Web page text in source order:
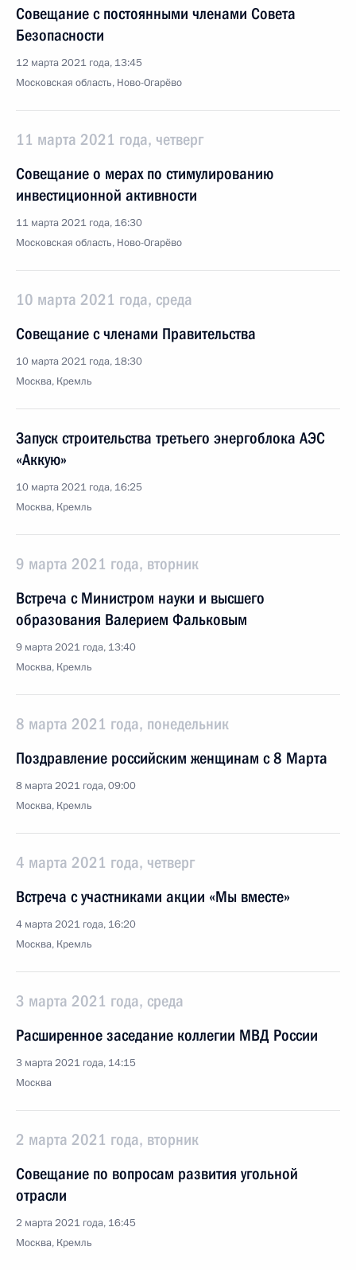
Совещание с постоянными членами Совета
Безопасности
12 марта 2021 года, 13:45
Московская область, Ново-Огарёво
11 марта 2021 года, четверг
Совещание о мерах по стимулированию
инвестиционной активности
11 марта 2021 года, 16:30
Московская область, Ново-Огарёво
10 марта 2021 года, среда
Совещание с членами Правительства
10 марта 2021 года, 18:30
Москва, Кремль
Запуск строительства третьего энергоблока АЭС
«Аккую»
10 марта 2021 года, 16:25
Москва, Кремль
9 марта 2021 года, вторник
Встреча с Министром науки и высшего
образования Валерием Фальковым
9 марта 2021 года, 13:40
Москва, Кремль
8 марта 2021 года, понедельник
Поздравление российским женщинам с 8 Марта
8 марта 2021 года, 09:00
Москва, Кремль
4 марта 2021 года, четверг
Встреча с участниками акции «Мы вместе»
4 марта 2021 года, 16:20
Москва, Кремль
3 марта 2021 года, среда
Расширенное заседание коллегии МВД России
3 марта 2021 года, 14:15
Москва
2 марта 2021 года, вторник
Совещание по вопросам развития угольной
отрасли
2 марта 2021 года, 16:45
Москва, Кремль